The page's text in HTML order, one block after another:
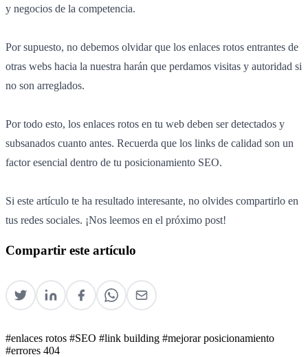
y negocios de la competencia.
Por supuesto, no debemos olvidar que los enlaces rotos entrantes de
otras webs hacia la nuestra harán que perdamos visitas y autoridad si
no son arreglados.
Por todo esto, los enlaces rotos en tu web deben ser detectados y
subsanados cuanto antes. Recuerda que los links de calidad son un
factor esencial dentro de tu posicionamiento SEO.
Si este artículo te ha resultado interesante, no olvides compartirlo en
tus redes sociales. ¡Nos leemos en el próximo post!
Compartir este artículo
#enlaces rotos #SEO #link building #mejorar posicionamiento
#errores 404